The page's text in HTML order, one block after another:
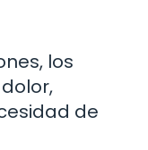
los
de